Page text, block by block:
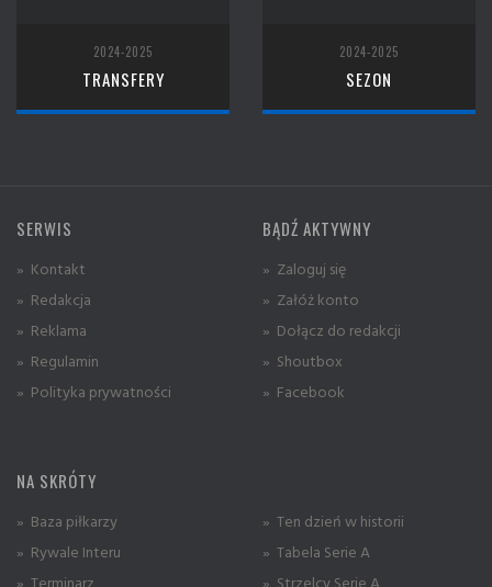
2024-2025
TRANSFERY
2024-2025
SEZON
SERWIS
» Kontakt
» Redakcja
» Reklama
» Regulamin
» Polityka prywatności
BĄDŹ AKTYWNY
» Zaloguj się
» Załóż konto
» Dołącz do redakcji
» Shoutbox
» Facebook
NA SKRÓTY
» Baza piłkarzy
» Rywale Interu
» Terminarz
» Ten dzień w historii
» Tabela Serie A
» Strzelcy Serie A